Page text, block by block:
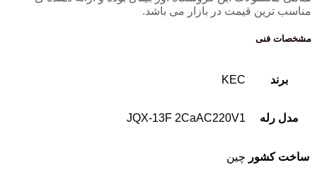
مناسب ترین قیمت در بازار می باشد.
مشخصات فنی
برند KEC
مدل رله JQX-13F 2CaAC220V1
ساخت کشور چین